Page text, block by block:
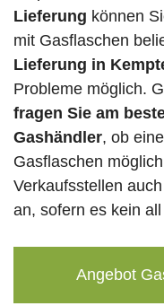
Lieferung können
mit Gasflaschen
Lieferung in
Probleme möglich.
fragen Sie am
Gashändler, ob
Gasflaschen
Verkaufsstellen
an, sofern es kein
Angebot